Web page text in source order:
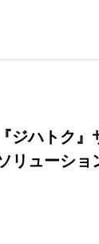
ジハトク』
リューショ